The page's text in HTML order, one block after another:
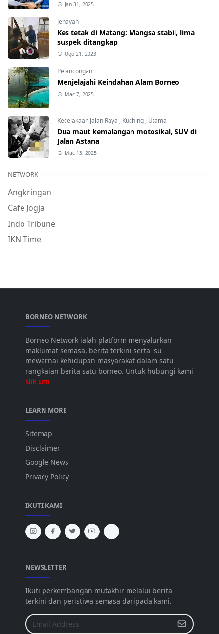
Jan 31, 2025
Jenayah
Kes tetak di Matang: Mangsa stabil, lima
suspek ditangkap
Ogo 21, 2023
Pelancongan
Menjelajahi Keindahan Alam Borneo
Mac 7, 2025
Kecelakaan Jalan Raya , Kuching , Utama
Dua maut kemalangan motosikal, SUV di
Jalan Astana
Mac 13, 2025
NETWORK
Angkringan
Cafe Jogja
Indo Tribune
IKN Time
BORNEO NETWORK
Borneo Network ialah platform menyalurkan
maklumat semasa, berita terkini serta isu
mewarnai kehidupan masyarakat dalam satu
rangkaian berita satu borneo. Untuk hubungi kami
klik sini
LEARN MORE
Sitemap
Disclaimer
Google News
Privacy Policy
IKUTI KAMI
NEWSLETTER
Ikuti perkembangan mutakhir melalui berita
terkini dan peristiwa semasa daripada kami.